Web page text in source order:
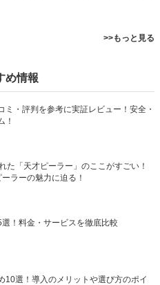
>>もっと見る
め情報
ミ・評判を参考に実証レビュー！安全・
！
た「天才ピーラー」のここがすごい！
ラーの魅力に迫る！
！料金・サービスを徹底比較
10選！導入のメリットや選び方のポイ